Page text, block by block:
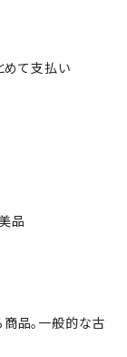
めて支払い
品
品。一般的な古